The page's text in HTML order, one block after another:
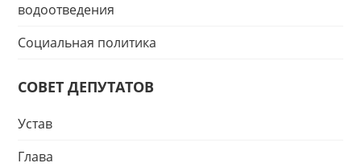
водоотведения
Социальная политика
СОВЕТ ДЕПУТАТОВ
Устав
Глава